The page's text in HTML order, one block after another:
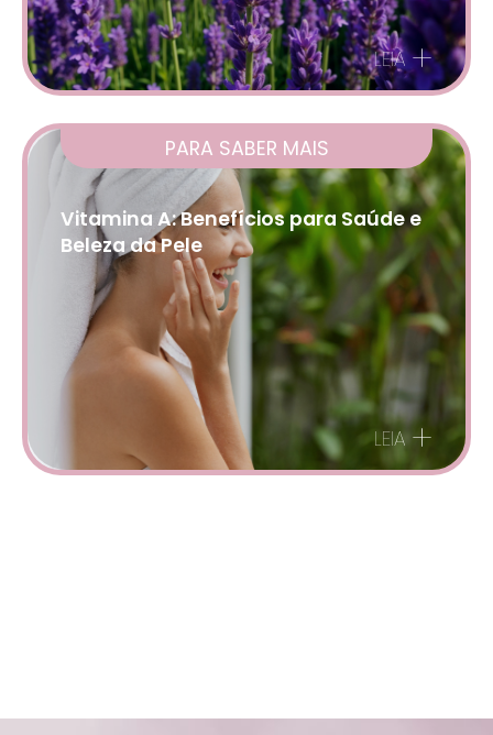
LEIA +
PARA SABER MAIS
Vitamina A: Benefícios para Saúde e
Beleza da Pele
LEIA +